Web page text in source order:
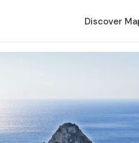
Discover